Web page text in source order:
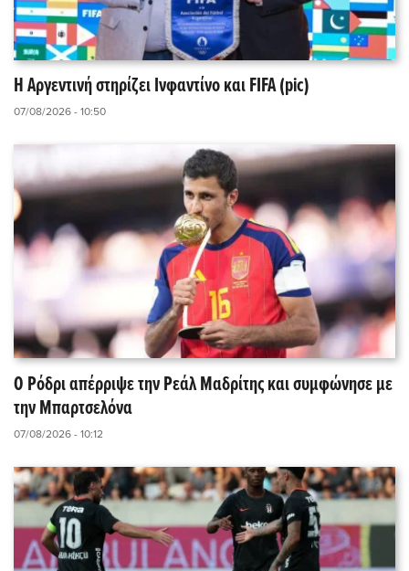
Η Αργεντινή στηρίζει Ινφαντίνο και FIFA (pic)
07/08/2026 - 10:50
Ο Ρόδρι απέρριψε την Ρεάλ Μαδρίτης και συμφώνησε με
την Μπαρτσελόνα
07/08/2026 - 10:12